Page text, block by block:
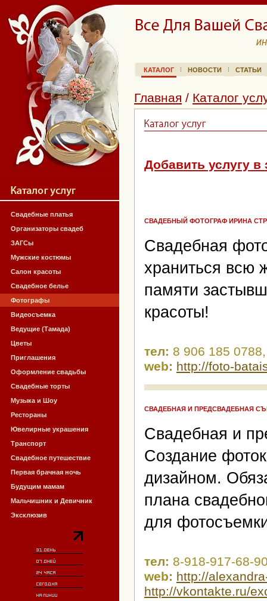
Свадебные платья
Организаторы свадеб
ЗАГСы
Мужские костюмы
Салон красоты
Свадебное белье
Фотографы
Видеосъемка
Ведущие (Тамада)
Цветы
Приглашения
Оформление свадьбы
Свадебные торты
Музыка и Шоу
Рестораны
Ювелирные украшения
Транспорт
Свадебное путешествие
Первая брачная ночь
Будущим мамам
Мальчишник и Девичник
Эксклюзив
КАТАЛОГ НОВОСТИ СТАТЬИ
Главная / Каталог
Добавить услугу в
СВАДЕБНЫЙ ФОТОГРАФ ИРИНА
Свадебная
храниться всю
памяти
красоты!
тел: 8 906 185
web: http://foto-
СВАДЕБНАЯ И ПРЕДСВАДЕБНАЯ
Свадебная и
Создание
дизайном.
плана
для
тел: 8-918-917-68-
web: http://
http://vkontakte.ru/